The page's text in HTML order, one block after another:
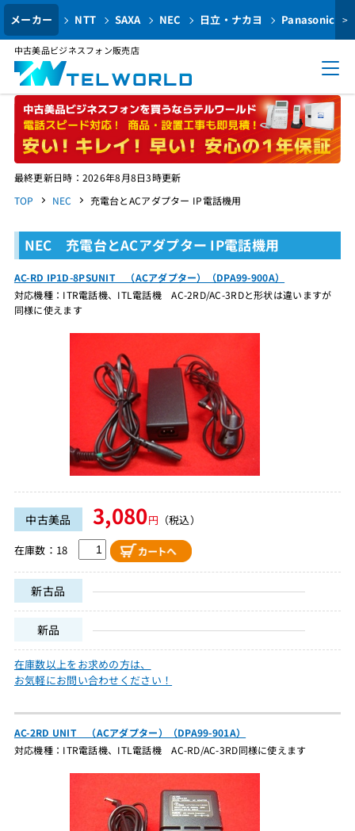
メーカー NTT SAXA NEC 日立・ナカヨ Panasonic >
中古美品ビジネスフォン販売店
最終更新日時：2026年8月8日3時更新
TOP
NEC 充電台とACアダプター IP電話機用
NEC 充電台とACアダプター IP電話機用
AC-RD IP1D-8PSUNIT （ACアダプター）（DPA99-900A）
対応機種：ITR電話機、ITL電話機 AC-2RD/AC-3RDと形状は違いますが
同様に使えます
中古美品 3,080円 （税込）
在庫数：18
新古品
新品
在庫数以上をお求めの方は、
お気軽にお問い合わせください！
AC-2RD UNIT （ACアダプター）（DPA99-901A）
対応機種：ITR電話機、ITL電話機 AC-RD/AC-3RD同様に使えます